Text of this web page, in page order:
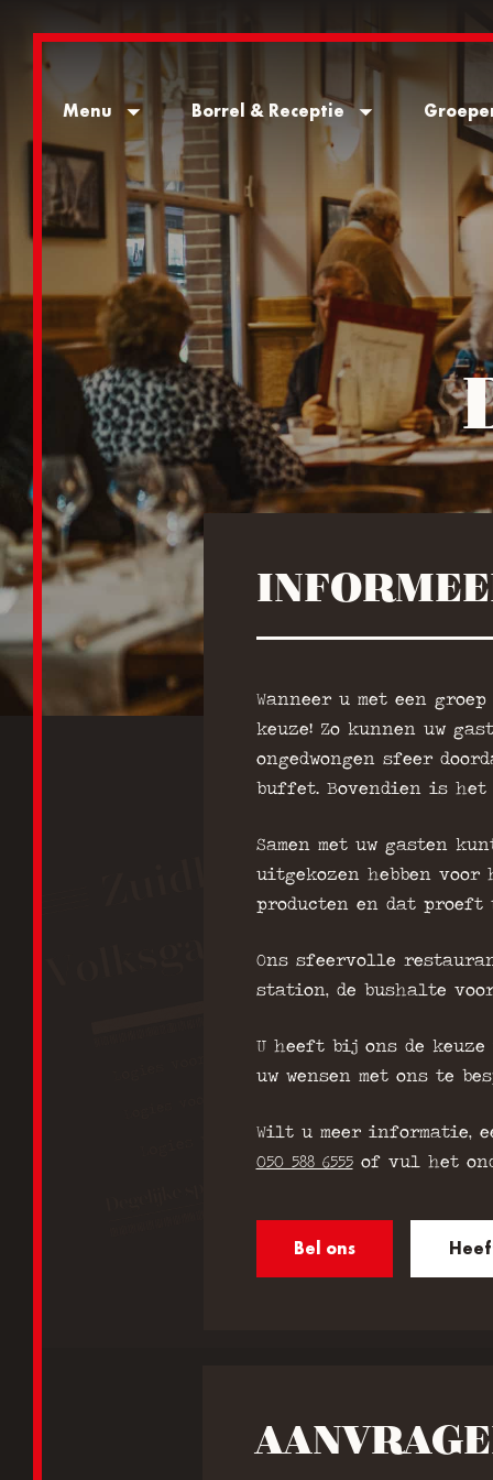
Menu Borrel & Receptie
Wanneer u met een
keuze! Zo kunnen uw
ongedwongen sfeer
buffet. Bovendien is
Samen met uw gasten
uitgekozen hebben voor
producten en dat proeft
Ons sfeervolle
station, de bushalte
U heeft bij ons de
uw wensen met ons te
Wilt u meer informatie,
050 588 6555of vul het
Bel ons